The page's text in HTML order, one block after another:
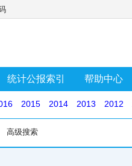
统计公报索引 帮助中心
2015 2014 2013 2012
高级搜索